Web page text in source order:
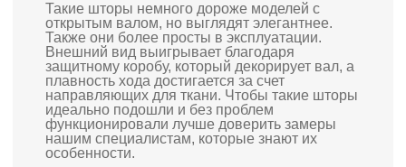
Такие шторы немного дороже моделей с
открытым валом, но выглядят элегантнее.
Также они более просты в эксплуатации.
Внешний вид выигрывает благодаря
защитному коробу, который декорирует вал, а
плавность хода достигается за счет
направляющих для ткани. Чтобы такие шторы
идеально подошли и без проблем
функционировали лучше доверить замеры
нашим специалистам, которые знают их
особенности.